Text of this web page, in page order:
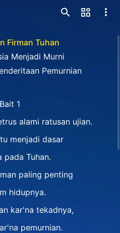
Firman Tuhan
Menjadi Murni
Pemurnian
Bait 1
alami ratusan ujian.
menjadi dasar
pada Tuhan.
paling penting
hidupnya.
kar'na tekadnya,
pemurnian.